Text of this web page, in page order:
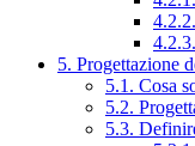
5. Progettazione
5.1. Cosa
5.2.
5.3.